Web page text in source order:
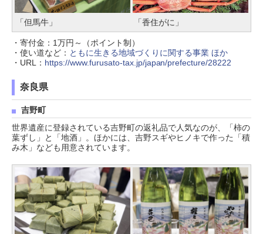
「但馬牛」 「香住がに」
・寄付金：1万円～（ポイント制）
・使い道など： ともに生きる地域づくりに関する事業 ほか
・URL： https://www.furusato-tax.jp/japan/prefecture/28222
奈良県
吉野町
世界遺産に登録されている吉野町の返礼品で人気なのが、「柿の
葉ずし」と「地酒」。ほかには、吉野スギやヒノキで作った「積
み木」なども用意されています。